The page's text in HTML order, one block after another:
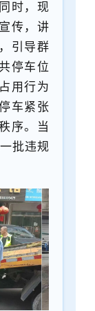
时，现
传，讲
引导群
停车位
用行为
车紧张
序。当
批违规